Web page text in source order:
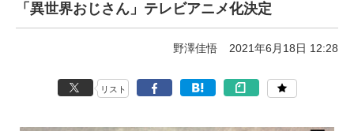
「異世界おじさん」テレビアニメ化決定
野澤佳悟 2021年6月18日 12:28
リスト